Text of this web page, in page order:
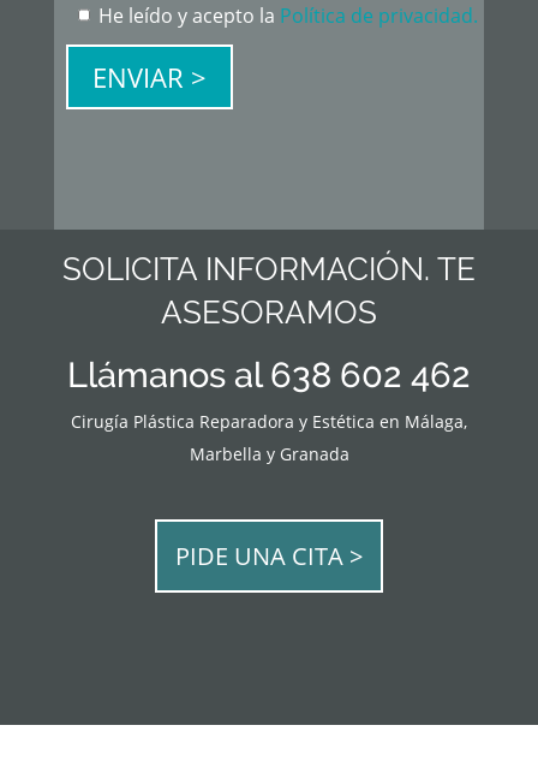
He leído y acepto la Política de privacidad.
SOLICITA INFORMACIÓN. TE
ASESORAMOS
Llámanos al 638 602 462
Cirugía Plástica Reparadora y Estética en Málaga,
Marbella y Granada
PIDE UNA CITA >